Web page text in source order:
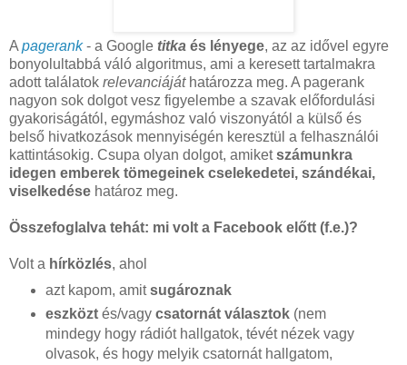
A pagerank- a Google titka és lényege, az az idővel egyre
bonyolultabbá váló algoritmus, ami a keresett tartalmakra
adott találatok relevanciájáthatározza meg. A pagerank
nagyon sok dolgot vesz figyelembe a szavak előfordulási
gyakoriságától, egymáshoz való viszonyától a külső és
belső hivatkozások mennyiségén keresztül a felhasználói
kattintásokig. Csupa olyan dolgot, amiketszámunkra
idegen emberek tömegeinek cselekedetei, szándékai,
viselkedése határoz meg.
Összefoglalva tehát: mi volt a Facebook előtt (f.e.)?
Volt a hírközlés, ahol
azt kapom, amitsugároznak
eszköztés/vagy csatornát választok(nem
mindegy hogy rádiót hallgatok, tévét nézek vagy
olvasok, és hogy melyik csatornát hallgatom,